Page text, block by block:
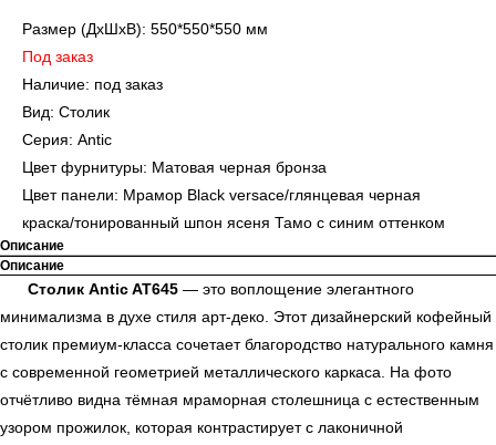
Размер (ДxШxВ): 550*550*550 мм
Под заказ
Наличие: под заказ
Вид: Столик
Серия: Antic
Цвет фурнитуры: Матовая черная бронза
Цвет панели: Мрамор Black versace/глянцевая черная
краска/тонированный шпон ясеня Тамо с синим оттенком
Описание
Описание
Столик Antic AT645 — это воплощение элегантного
минимализма в духе стиля арт-деко. Этот дизайнерский кофейный
столик премиум-класса сочетает благородство натурального камня
с современной геометрией металлического каркаса. На фото
отчётливо видна тёмная мраморная столешница с естественным
узором прожилок, которая контрастирует с лаконичной